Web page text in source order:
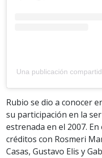
Una publicación
Rubio se dio a conocer
su participación en la
estrenada en el 2007.
créditos con Rosmeri
Casas, Gustavo Elis y